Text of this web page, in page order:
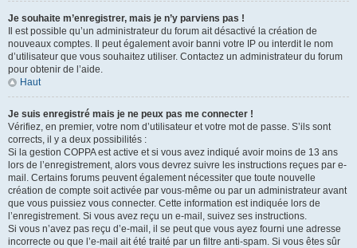
Je souhaite m’enregistrer, mais je n’y parviens pas !
Il est possible qu’un administrateur du forum ait désactivé la création de
nouveaux comptes. Il peut également avoir banni votre IP ou interdit le nom
d’utilisateur que vous souhaitez utiliser. Contactez un administrateur du forum
pour obtenir de l’aide.
Haut
Je suis enregistré mais je ne peux pas me connecter !
Vérifiez, en premier, votre nom d’utilisateur et votre mot de passe. S’ils sont
corrects, il y a deux possibilités :
Si la gestion COPPA est active et si vous avez indiqué avoir moins de 13 ans
lors de l’enregistrement, alors vous devrez suivre les instructions reçues par e-
mail. Certains forums peuvent également nécessiter que toute nouvelle
création de compte soit activée par vous-même ou par un administrateur avant
que vous puissiez vous connecter. Cette information est indiquée lors de
l’enregistrement. Si vous avez reçu un e-mail, suivez ses instructions.
Si vous n’avez pas reçu d’e-mail, il se peut que vous ayez fourni une adresse
incorrecte ou que l’e-mail ait été traité par un filtre anti-spam. Si vous êtes sûr